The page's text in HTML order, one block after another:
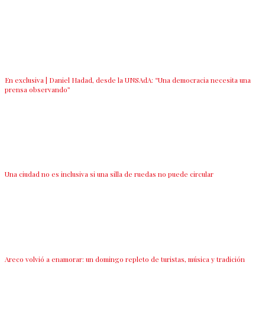
En exclusiva | Daniel Hadad, desde la UNSAdA: “Una democracia necesita una
prensa observando”
Una ciudad no es inclusiva si una silla de ruedas no puede circular
Areco volvió a enamorar: un domingo repleto de turistas, música y tradición